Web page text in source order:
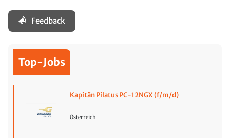
Feedback
Top-Jobs
Kapitän Pilatus PC-12NGX (f/m/d)
Österreich